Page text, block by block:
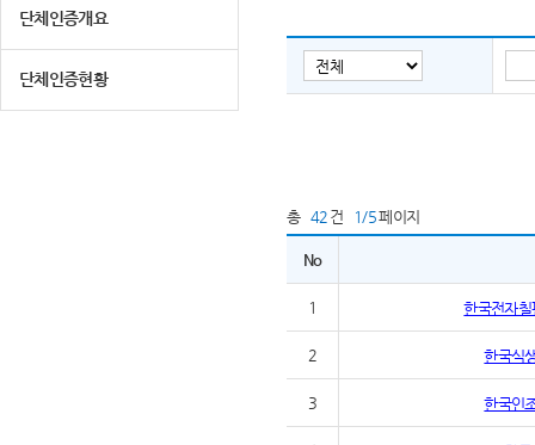
단체인증개요
단체인증현황
총 42 건 1/5페이지
No
1 한국전자
2 한국식
3 한국인